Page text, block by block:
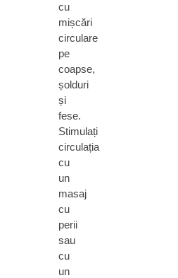
cu
mișcări
circulare
pe
coapse,
șolduri
și
fese.
Stimulați
circulația
cu
un
masaj
cu
perii
sau
cu
un